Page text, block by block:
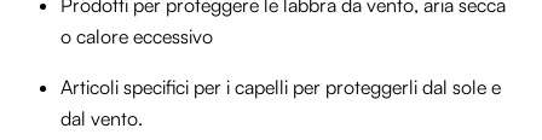
o calore eccessivo
Articoli specifici per i capelli per proteggerli dal sole e
dal vento.